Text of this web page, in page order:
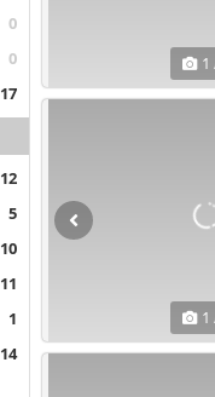
0
0
17
12
5
10
11
1
14
1
1